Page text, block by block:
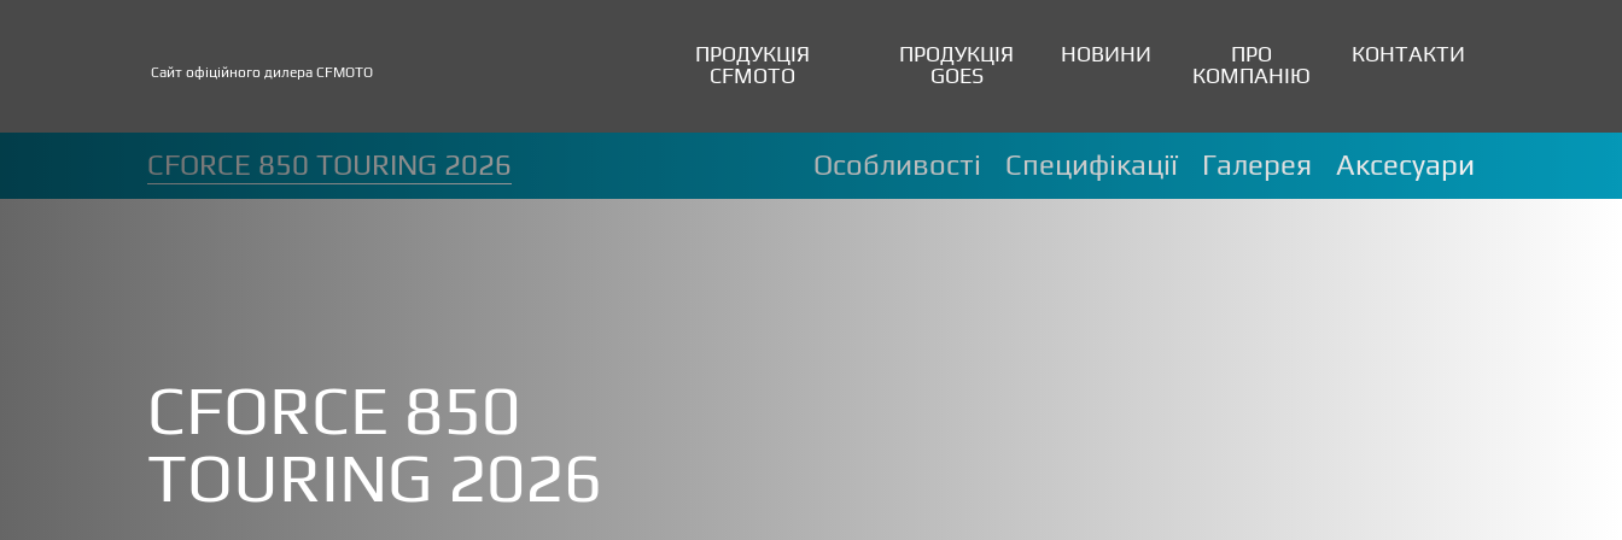
Сайт офіційного дилера CFMOTO
ПРОДУКЦІЯ
CFMOTO
ПРОДУКЦІЯ
GOES
НОВИНИ
ПРО
КОМПАНІЮ
КОНТАКТИ
CFORCE 850 TOURING 2026 Особливості Специфікації Галерея Аксесуари
CFORCE 850
TOURING 2026